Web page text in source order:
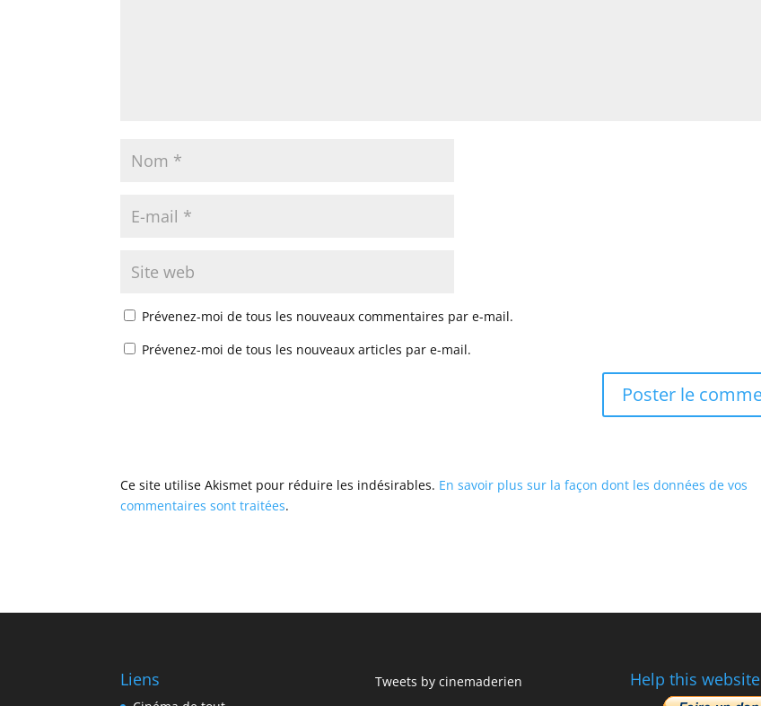
Prévenez-moi de tous les nouveaux commentaires par e-mail.
Prévenez-moi de tous les nouveaux articles par e-mail.
Ce site utilise Akismet pour réduire les indésirables. En savoir plus sur la façon dont les données de vos
commentaires sont traitées.
Liens Tweets by cinemaderien Help this website